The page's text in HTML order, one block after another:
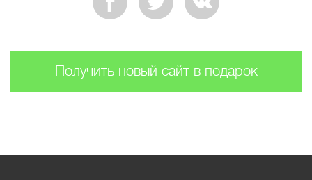
Получить новый сайт в подарок